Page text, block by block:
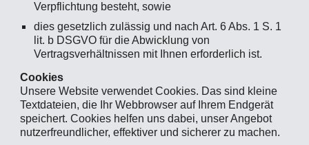
Verpflichtung besteht, sowie
dies gesetzlich zulässig und nach Art. 6 Abs. 1 S. 1
lit. b DSGVO für die Abwicklung von
Vertragsverhältnissen mit Ihnen erforderlich ist.
Cookies
Unsere Website verwendet Cookies. Das sind kleine
Textdateien, die Ihr Webbrowser auf Ihrem Endgerät
speichert. Cookies helfen uns dabei, unser Angebot
nutzerfreundlicher, effektiver und sicherer zu machen.